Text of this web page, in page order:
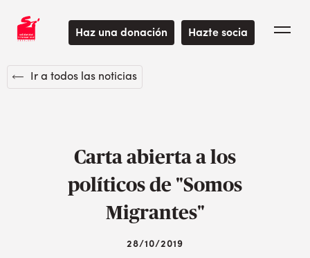
Haz una donación Hazte socia
Ir a todos las noticias
Carta abierta a los
políticos de "Somos
Migrantes"
28/10/2019